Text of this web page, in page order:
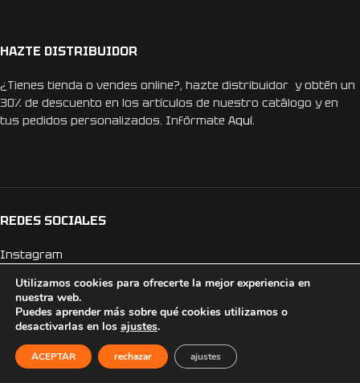
HAZTE DISTRIBUIDOR
¿Tienes tienda o vendes online?, hazte distribuidor y obtén un
30% de descuento en los artículos de nuestro catálogo y en
tus pedidos personalizados. Infórmate Aquí.
REDES SOCIALES
Instagram
15 ideas originales para una despedida de soltero inolvidable
Utilizamos cookies para ofrecerte la mejor experiencia en
nuestra web.
Puedes aprender más sobre qué cookies utilizamos o
desactivarlas en los ajustes.
ACEPTAR rechazar ajustes